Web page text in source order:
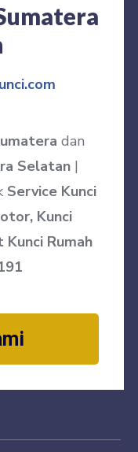
dan
Selatan|
Service Kunci
Kunci
Kunci Rumah